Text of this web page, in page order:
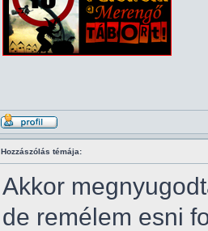
Hozzászólás témája:
Akkor
de remélem esni